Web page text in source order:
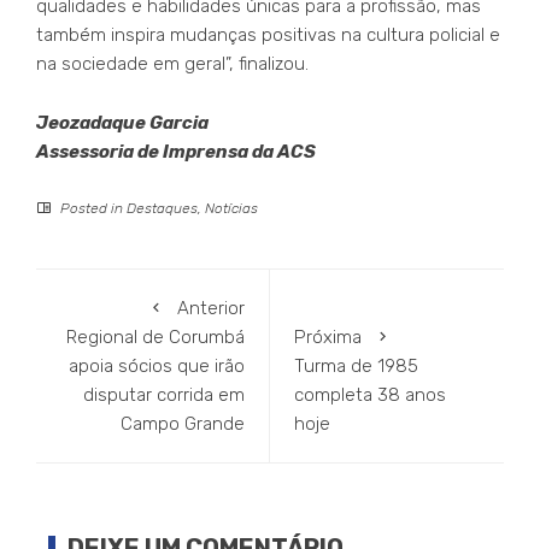
qualidades e habilidades únicas para a profissão, mas
também inspira mudanças positivas na cultura policial e
na sociedade em geral”, finalizou.
Jeozadaque Garcia
Assessoria de Imprensa da ACS
Posted in Destaques, Notícias
Anterior
Regional de Corumbá
apoia sócios que irão
disputar corrida em
Campo Grande
Próxima
Turma de 1985
completa 38 anos
hoje